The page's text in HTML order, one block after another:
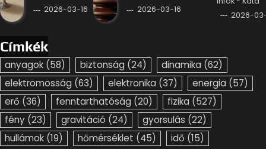
2026-03-16
2026-03-16
2026-
Címkék
anyagok (58) biztonság (24) dinamika (62)
elektromosság (63) elektronika (37) energia (57)
erő (36) fenntarthatóság (20) fizika (527)
fény (23) gravitáció (24) gyorsulás (22)
hullámok (19) hőmérséklet (45) idő (15)